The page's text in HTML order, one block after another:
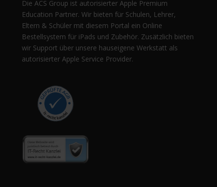
Die ACS Group ist autorisierter Apple Premium
Education Partner. Wir bieten für Schulen, Lehrer,
Eltern & Schüler mit diesem Portal ein Online
Bestellsystem für iPads und Zubehör. Zusätzlich bieten
wir Support über unsere hauseigene Werkstatt als
autorisierter Apple Service Provider.